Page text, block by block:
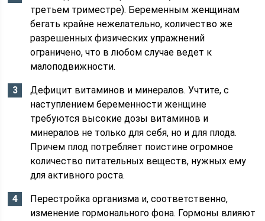
третьем триместре). Беременным женщинам
бегать крайне нежелательно, количество же
разрешенных физических упражнений
ограничено, что в любом случае ведет к
малоподвижности.
Дефицит витаминов и минералов. Учтите, с
наступлением беременности женщине
требуются высокие дозы витаминов и
минералов не только для себя, но и для плода.
Причем плод потребляет поистине огромное
количество питательных веществ, нужных ему
для активного роста.
Перестройка организма и, соответственно,
изменение гормонального фона. Гормоны влияют